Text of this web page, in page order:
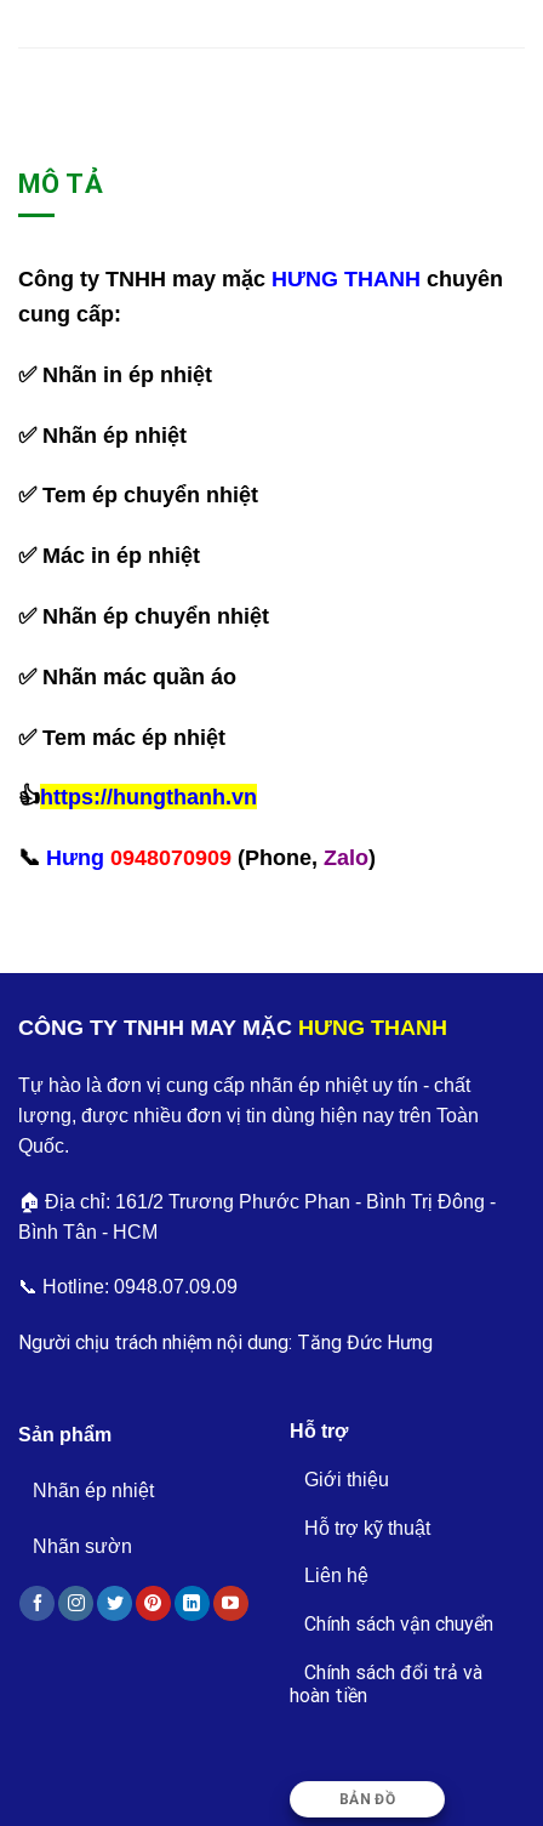
MÔ TẢ
Công ty TNHH may mặc HƯNG THANH chuyên
cung cấp:
✅Nhãn in ép nhiệt
✅Nhãn ép nhiệt
✅Tem ép chuyển nhiệt
✅Mác in ép nhiệt
✅Nhãn ép chuyển nhiệt
✅Nhãn mác quần áo
✅Tem mác ép nhiệt
👍https://hungthanh.vn
📞 Hưng 0948070909 (Phone, Zalo)‪
CÔNG TY TNHH MAY MẶC HƯNG THANH
Tự hào là đơn vị cung cấp nhãn ép nhiệt uy tín - chất
lượng, được nhiều đơn vị tin dùng hiện nay trên Toàn
Quốc.
🏠 Địa chỉ: 161/2 Trương Phước Phan - Bình Trị Đông -
Bình Tân - HCM
📞 Hotline: 0948.07.09.09
Người chịu trách nhiệm nội dung: Tăng Đức Hưng
Sản phẩm
Nhãn ép nhiệt
Nhãn sườn
Hỗ trợ
Giới thiệu
Hỗ trợ kỹ thuật
Liên hệ
Chính sách vận chuyển
Chính sách đổi trả và
hoàn tiền
BẢN ĐỒ